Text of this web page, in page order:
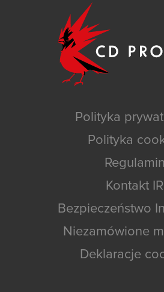
Polityka
Polityka
Regulamin
Kontakt IR
Bezpieczeństwo
Niezamówione
Deklaracje